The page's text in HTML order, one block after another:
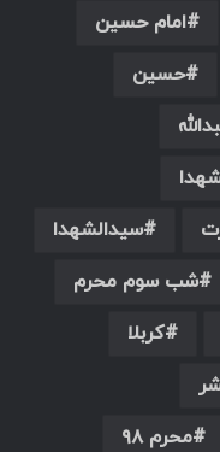
امام حسین
حسین
سیدالشهدا
شب سوم محرم
کربلا
محرم ۹۸